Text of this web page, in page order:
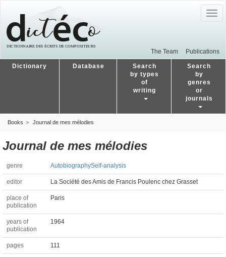
The Team Publications
Dictionary Database
Search
by types
of
writing
Search
by
genres
or
journals
Books Journal de mes mélodies
Journal de mes mélodies
genre AutobiographySelf-analysis
editor La Société des Amis de Francis Poulenc chez Grasset
place of
publication
Paris
years of
publication
1964
pages 111